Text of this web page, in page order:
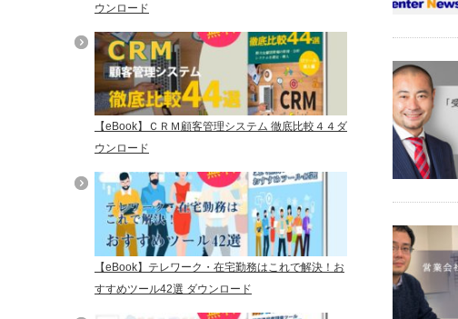
ウンロード
【eBook】ＣＲＭ顧客管理システム 徹底比較４４ダ
ウンロード
【eBook】テレワーク・在宅勤務はこれで解決！お
すすめツール42選 ダウンロード